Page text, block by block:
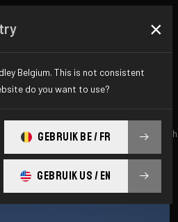
à jour
Promo History
×
Belgium. This is not consistent
do you want to use?
GEBRUIK BE / FR
GEBRUIK US / EN